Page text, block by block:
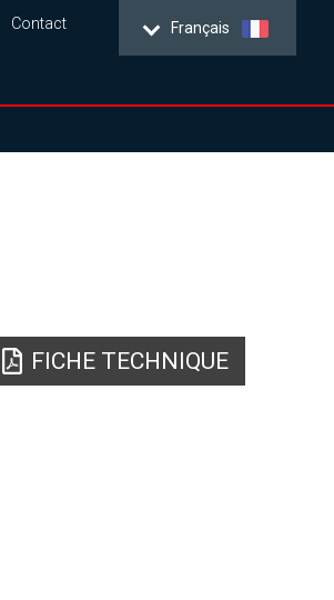
Français
Contact
FICHE TECHNIQUE